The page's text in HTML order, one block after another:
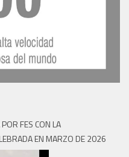
FES CON LA
EN MARZO DE 2026